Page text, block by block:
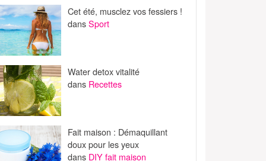
Cet été, musclez vos fessiers !
dansSport
Water detox vitalité
dans Recettes
Fait maison : Démaquillant
doux pour les yeux
dans DIY fait maison